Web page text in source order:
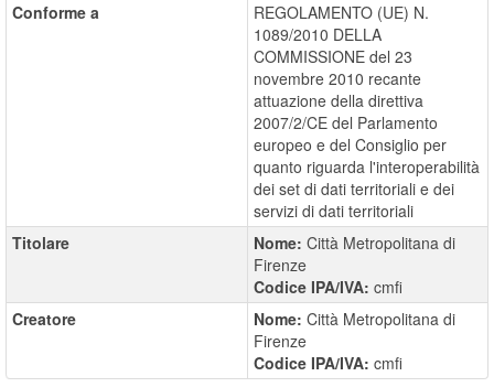
Conforme a
REGOLAMENTO (UE) N.
1089/2010 DELLA
COMMISSIONE del 23
novembre 2010 recante
attuazione della direttiva
2007/2/CE del Parlamento
europeo e del Consiglio per
quanto riguarda l'interoperabilità
dei set di dati territoriali e dei
servizi di dati territoriali
Titolare
Nome: Città Metropolitana di
Firenze
Codice IPA/IVA: cmfi
Creatore
Nome: Città Metropolitana di
Firenze
Codice IPA/IVA: cmfi